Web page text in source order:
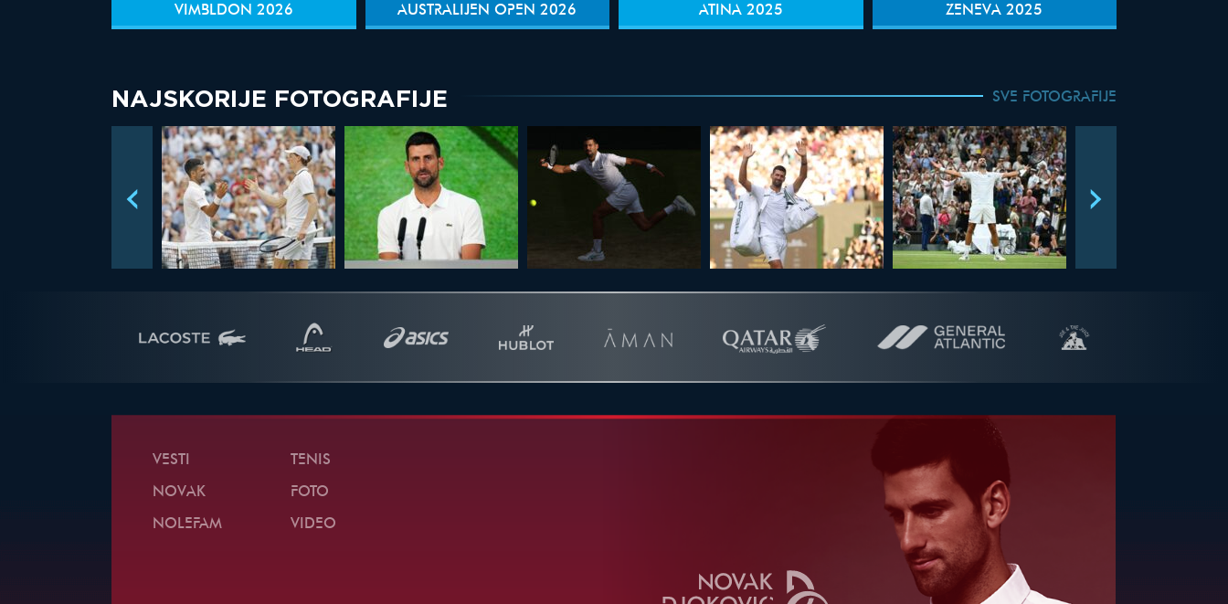
VIMBLDON 2026 AUSTRALIJEN OPEN 2026 ATINA 2025 ŽENEVA 2025
NAJSKORIJE FOTOGRAFIJE SVE FOTOGRAFIJE
VESTI
NOVAK
NOLEFAM
TENIS
FOTO
VIDEO